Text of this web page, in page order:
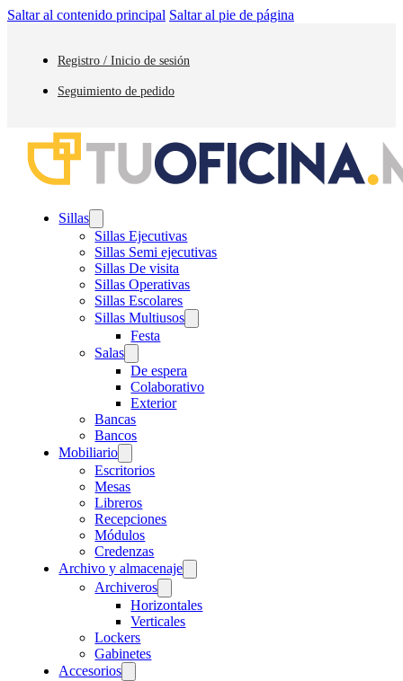
Saltar al contenido principal Saltar al pie de página
Registro / Inicio de sesión
Seguimiento de pedido
Sillas
Sillas Ejecutivas
Sillas Semi ejecutivas
Sillas De visita
Sillas Operativas
Sillas Escolares
Sillas Multiusos
Festa
Salas
De espera
Colaborativo
Exterior
Bancas
Bancos
Mobiliario
Escritorios
Mesas
Libreros
Recepciones
Módulos
Credenzas
Archivo y almacenaje
Archiveros
Horizontales
Verticales
Lockers
Gabinetes
Accesorios